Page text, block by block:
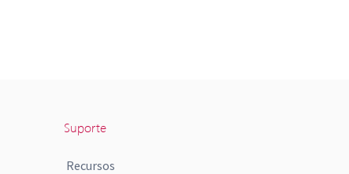
Suporte
Recursos